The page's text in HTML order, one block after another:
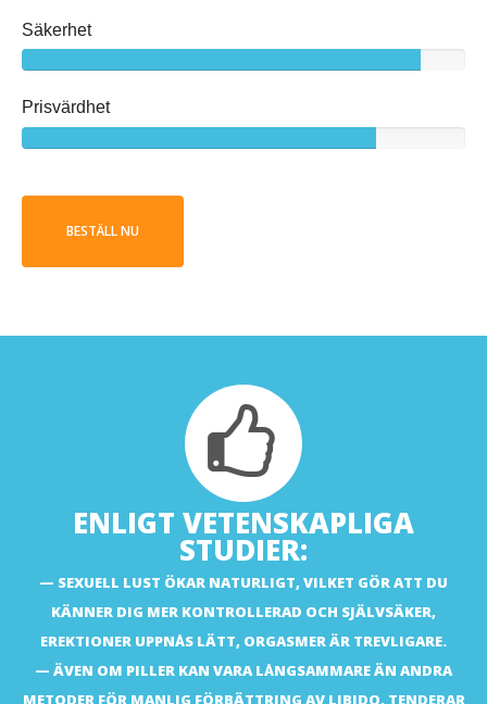
Säkerhet
Prisvärdhet
BESTÄLL NU
ENLIGT VETENSKAPLIGA
STUDIER:
SEXUELL LUST ÖKAR NATURLIGT, VILKET GÖR ATT DU
KÄNNER DIG MER KONTROLLERAD OCH SJÄLVSÄKER,
EREKTIONER UPPNÅS LÄTT, ORGASMER ÄR TREVLIGARE.
ÄVEN OM PILLER KAN VARA LÅNGSAMMARE ÄN ANDRA
METODER FÖR MANLIG FÖRBÄTTRING AV LIBIDO, TENDERAR